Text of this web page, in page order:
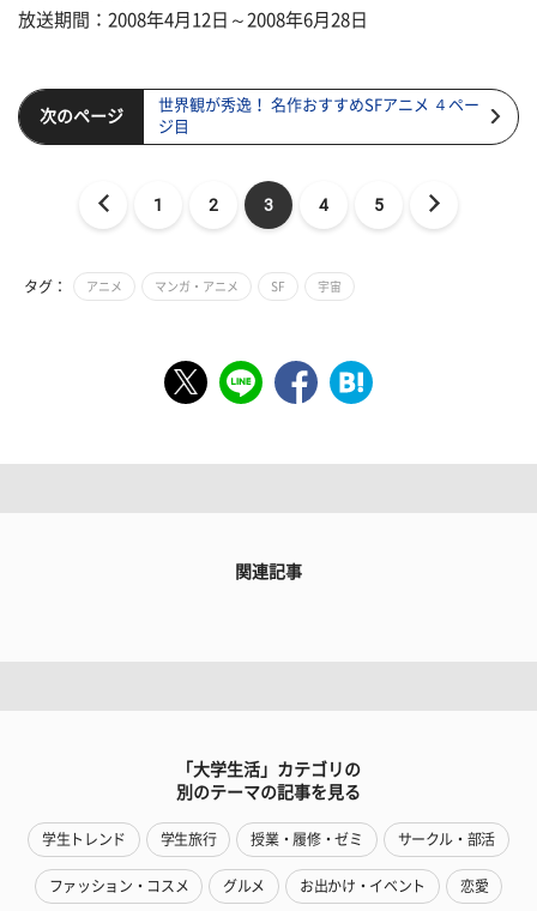
放送期間：2008年4月12日～2008年6月28日
次のページ
世界観が秀逸！ 名作おすすめSFアニメ ４ペー
ジ目
1 2 3 4 5
タグ： アニメ マンガ・アニメ SF 宇宙
関連記事
「大学生活」カテゴリの
別のテーマの記事を見る
学生トレンド 学生旅行 授業・履修・ゼミ サークル・部活
ファッション・コスメ グルメ お出かけ・イベント 恋愛